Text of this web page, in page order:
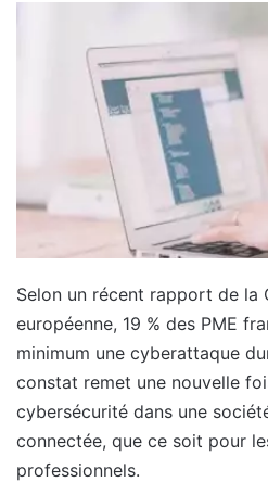
Selon un récent rapport de la
européenne, 19 % des PME
minimum une cyberattaque
constat remet une nouvelle
cybersécurité dans une
connectée, que ce soit pour
professionnels.